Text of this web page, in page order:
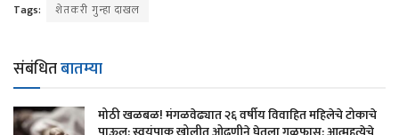
Tags: शेतकरी गुन्हा दाखल
संबंधितबातम्या
मोठी खळबळ! मंगळवेढ्यात २६ वर्षीय विवाहित महिलेचे टोकाचे